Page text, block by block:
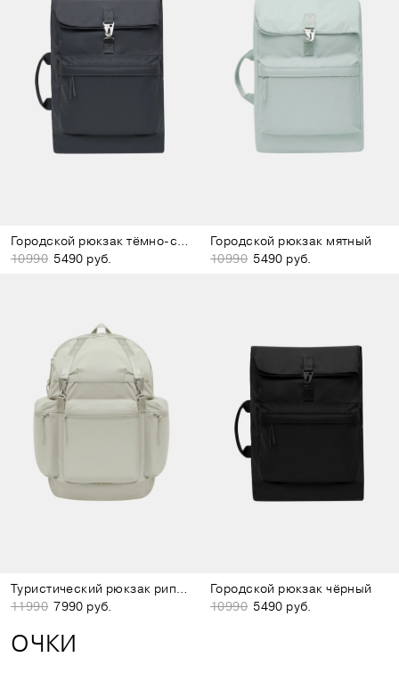
Городской рюкзак тёмно-серый
10990 5490 руб.
Городской рюкзак мятный
10990 5490 руб.
Туристический рюкзак рипстоп песочный
11990 7990 руб.
Городской рюкзак чёрный
10990 5490 руб.
ОЧКИ